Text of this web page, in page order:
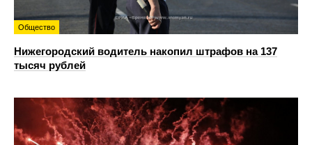
Общество
Нижегородский водитель накопил штрафов на 137
тысяч рублей